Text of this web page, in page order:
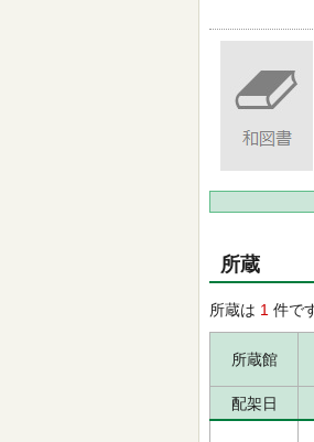
所蔵
所蔵は 1 件で
所蔵館
配架日